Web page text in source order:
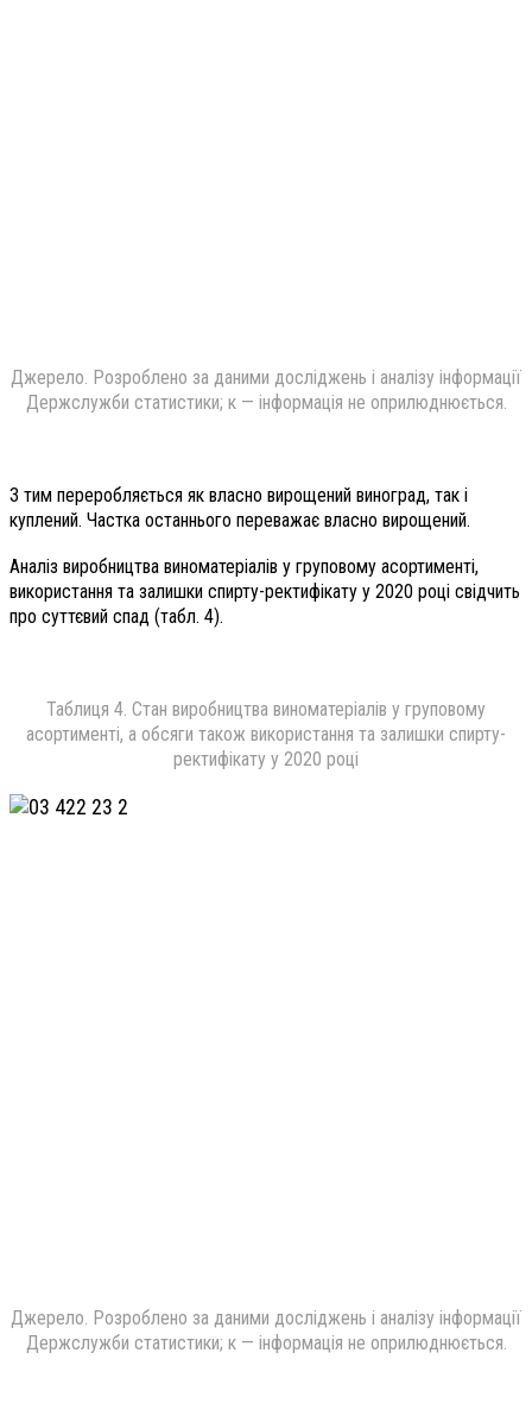
Джерело. Розроблено за даними досліджень і аналізу інформації
Держслужби статистики; к — інформація не оприлюднюється.
З тим переробляється як власно вирощений виноград, так і
куплений. Частка останнього переважає власно вирощений.
Аналіз виробництва виноматеріалів у груповому асортименті,
використання та залишки спирту-ректифікату у 2020 році свідчить
про суттєвий спад (табл. 4).
Таблиця 4. Стан виробництва виноматеріалів у груповому
асортименті, а обсяги також використання та залишки спирту-
ректифікату у 2020 році
Джерело. Розроблено за даними досліджень і аналізу інформації
Держслужби статистики; к — інформація не оприлюднюється.